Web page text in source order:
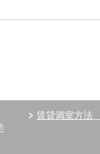
賃貸満室方法